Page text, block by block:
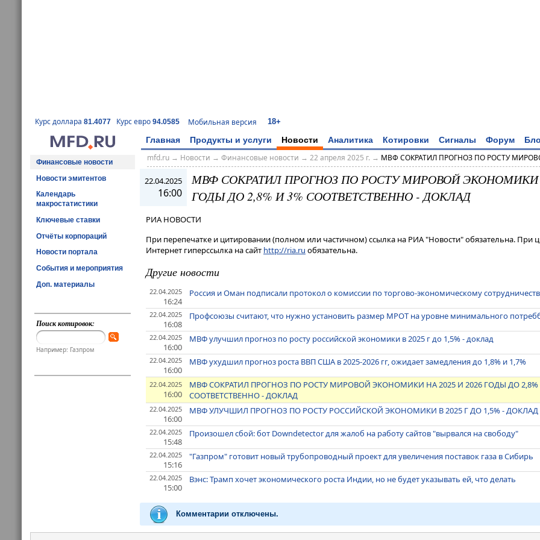
Курс доллара 81.4077 Курс евро 94.0585 Мобильная версия 18+
Главная Продукты и услуги Новости Аналитика Котировки Сигналы Форум
Финансовые новости
Новости эмитентов
Календарь
макростатистики
Ключевые ставки
Отчёты корпораций
Новости портала
События и мероприятия
Доп. материалы
Поиск котировок:
Например: Газпром
mfd.ru→ Новости → Финансовые новости → 22 апреля 2025 г. → МВФ СОКРАТИЛ ПРОГНОЗ ПО РОСТУ
22.04.2025
16:00
МВФ СОКРАТИЛ ПРОГНОЗ ПО РОСТУ МИРОВОЙ ЭКОНОМИКИ
ГОДЫ ДО 2,8% И 3% СООТВЕТСТВЕННО - ДОКЛАД
РИА НОВОСТИ
При перепечатке и цитировании (полном или частичном) ссылка на РИА "Новости" обязательна. При
Интернет гиперссылка на сайт http://ria.ru обязательна.
Другие новости
22.04.2025
16:24
Россия и Оман подписали протокол о комиссии по торгово-экономическому
22.04.2025
16:08
Профсоюзы считают, что нужно установить размер МРОТ на уровне минимального
22.04.2025
16:00
МВФ улучшил прогноз по росту российской экономики в 2025 г до 1,5% - доклад
22.04.2025
16:00
МВФ ухудшил прогноз роста ВВП США в 2025-2026 гг, ожидает замедления до 1,8% и 1,7%
22.04.2025
16:00
МВФ СОКРАТИЛ ПРОГНОЗ ПО РОСТУ МИРОВОЙ ЭКОНОМИКИ НА 2025 И 2026 ГОДЫ ДО 2,8%
СООТВЕТСТВЕННО - ДОКЛАД
22.04.2025
16:00
МВФ УЛУЧШИЛ ПРОГНОЗ ПО РОСТУ РОССИЙСКОЙ ЭКОНОМИКИ В 2025 Г ДО 1,5% - ДОКЛАД
22.04.2025
15:48
Произошел сбой: бот Downdetector для жалоб на работу сайтов "вырвался на свободу"
22.04.2025
15:16
"Газпром" готовит новый трубопроводный проект для увеличения поставок газа в Сибирь
22.04.2025
15:00
Вэнс: Трамп хочет экономического роста Индии, но не будет указывать ей, что делать
Комментарии отключены.